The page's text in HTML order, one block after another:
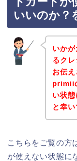
いいのか？
いか
るク
お伝え
primii
い状
と幸い
こちらをご覧の方
が使えない状態に